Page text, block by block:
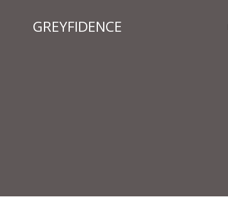
springenGREYFIDENCE